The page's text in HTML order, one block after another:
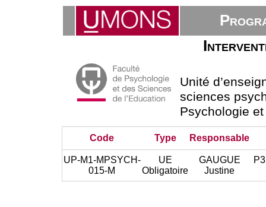
Unité
sciences
Psychologie
Code Type Responsable
UP-M1-MPSYCH-
015-M
UE
Obligatoire
GAUGUE
Justine